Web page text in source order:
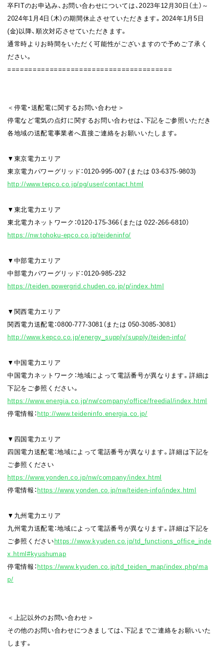
卒FITのお申込み、お問い合わせについては、2023年12月30日（土）～
2024年1月4日（木）の期間休止させていただきます。2024年1月5日
(金)以降、順次対応させていただきます。
通常時よりお時間をいただく可能性がございますので予めご了承く
ださい。
=======================================
＜停電・送配電に関するお問い合わせ＞
停電など電気の点灯に関するお問い合わせは、下記をご参照いただき
各地域の送配電事業者へ直接ご連絡をお願いいたします。
▼東京電力エリア
東京電力パワーグリッド：0120-995-007 (または 03-6375-9803)
http://www.tepco.co.jp/pg/user/contact.html
▼東北電力エリア
東北電力ネットワーク：0120-175-366（または 022-266-6810）
https://nw.tohoku-epco.co.jp/teideninfo/
▼中部電力エリア
中部電力パワーグリッド：0120-985-232
https://teiden.powergrid.chuden.co.jp/p/index.html
▼関西電力エリア
関西電力送配電：0800-777-3081（または 050-3085-3081）
http://www.kepco.co.jp/energy_supply/supply/teiden-info/
▼中国電力エリア
中国電力ネットワーク：地域によって電話番号が異なります。詳細は
下記をご参照ください。
https://www.energia.co.jp/nw/company/office/freedial/index.html
停電情報：http://www.teideninfo.energia.co.jp/
▼四国電力エリア
四国電力送配電：地域によって電話番号が異なります。詳細は下記を
ご参照ください
https://www.yonden.co.jp/nw/company/index.html
停電情報：https://www.yonden.co.jp/nw/teiden-info/index.html
▼九州電力エリア
九州電力送配電：地域によって電話番号が異なります。詳細は下記を
ご参照くださいhttps://www.kyuden.co.jp/td_functions_office_inde
x.html#kyushumap
停電情報：https://www.kyuden.co.jp/td_teiden_map/index.php/ma
p/
＜上記以外のお問い合わせ＞
その他のお問い合わせにつきましては、下記までご連絡をお願いいた
します。